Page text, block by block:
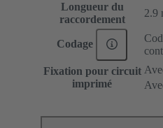
Longueur du
raccordement
2.9
Codage
Fixation pour circuit
imprimé